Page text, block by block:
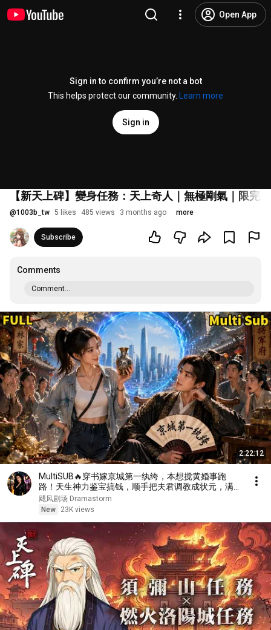
Open App
Sign in to confirm you’re not a bot
This helps protect our community.
Learn more
Sign in
【新天上碑】變身任務：天上奇人｜無極剛氣｜限完
@1003b_tw 5 likes 485 views 3 months ago more
Subscribe
Comments
Comment...
2:22:12
MultiSUB🔥穿书嫁京城第一纨绔，本想搅黄婚事跑
路！天生神力鉴宝搞钱，顺手把夫君调教成状元，满门
炮灰全带飞💞
飓风剧场 Dramastorm
New
23K views